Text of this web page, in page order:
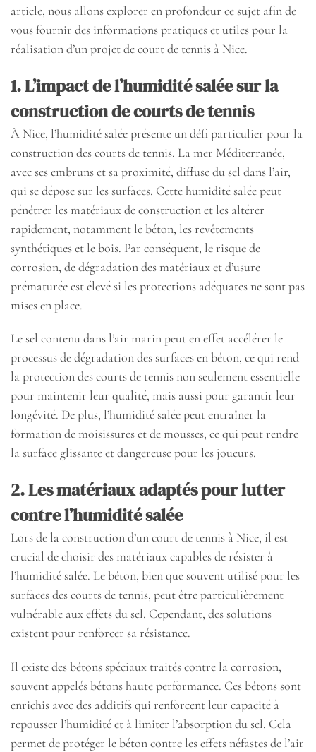
article, nous allons explorer en profondeur ce sujet afin de
vous fournir des informations pratiques et utiles pour la
réalisation d’un projet de court de tennis à Nice.
1. L’impact de l’humidité salée sur la
construction de courts de tennis
À Nice, l’humidité salée présente un défi particulier pour la
construction des courts de tennis. La mer Méditerranée,
avec ses embruns et sa proximité, diffuse du sel dans l’air,
qui se dépose sur les surfaces. Cette humidité salée peut
pénétrer les matériaux de construction et les altérer
rapidement, notamment le béton, les revêtements
synthétiques et le bois. Par conséquent, le risque de
corrosion, de dégradation des matériaux et d’usure
prématurée est élevé si les protections adéquates ne sont pas
mises en place.
Le sel contenu dans l’air marin peut en effet accélérer le
processus de dégradation des surfaces en béton, ce qui rend
la protection des courts de tennis non seulement essentielle
pour maintenir leur qualité, mais aussi pour garantir leur
longévité. De plus, l’humidité salée peut entraîner la
formation de moisissures et de mousses, ce qui peut rendre
la surface glissante et dangereuse pour les joueurs.
2. Les matériaux adaptés pour lutter
contre l’humidité salée
Lors de la construction d’un court de tennis à Nice, il est
crucial de choisir des matériaux capables de résister à
l’humidité salée. Le béton, bien que souvent utilisé pour les
surfaces des courts de tennis, peut être particulièrement
vulnérable aux effets du sel. Cependant, des solutions
existent pour renforcer sa résistance.
Il existe des bétons spéciaux traités contre la corrosion,
souvent appelés bétons haute performance. Ces bétons sont
enrichis avec des additifs qui renforcent leur capacité à
repousser l’humidité et à limiter l’absorption du sel. Cela
permet de protéger le béton contre les effets néfastes de l’air